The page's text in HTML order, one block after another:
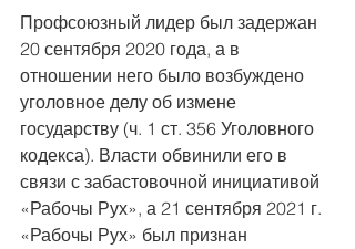
Профсоюзный лидер был задержан
20 сентября 2020 года, а в
отношении него было возбуждено
уголовное делу об измене
государству (ч. 1 ст. 356 Уголовного
кодекса). Власти обвинили его в
связи с забастовочной инициативой
«Рабочы Рух», а 21 сентября 2021 г.
«Рабочы Рух» был признан